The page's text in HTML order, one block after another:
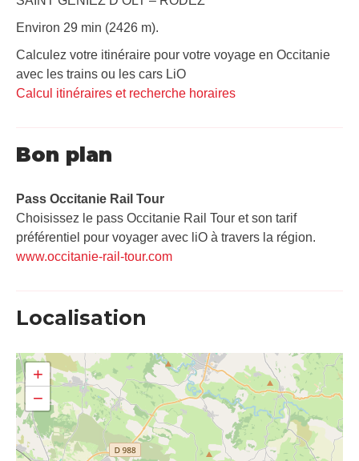
Environ 29 min (2426 m).
Calculez votre itinéraire pour votre voyage en Occitanie
avec les trains ou les cars LiO
Calcul itinéraires et recherche horaires
Bon plan
Pass Occitanie Rail Tour​
Choisissez le pass Occitanie Rail Tour et son tarif
préférentiel pour voyager avec liO à travers la région.
www.occitanie-rail-tour.com
Localisation
+
−